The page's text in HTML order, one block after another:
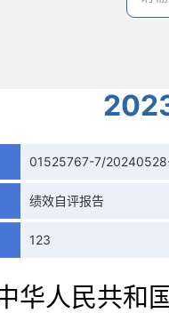
01525767-7/
绩效自评报告
123
中华人民共和